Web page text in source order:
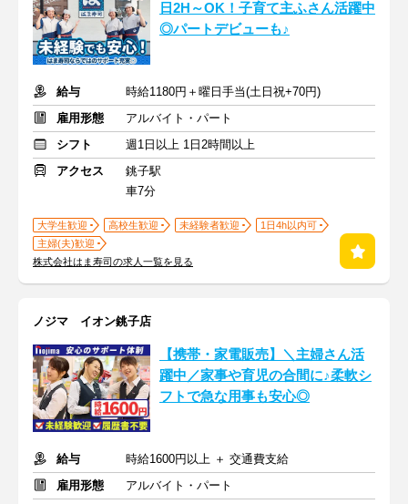
日2H～OK！子育て主ふさん活躍中
◎パートデビューも♪
給与
時給1180円＋曜日手当(土日祝+70円)
雇用形態
アルバイト・パート
シフト
週1日以上 1日2時間以上
アクセス
銚子駅
車7分
大学生歓迎 高校生歓迎 未経験者歓迎
1日4h以内可
主婦(夫)歓迎
株式会社はま寿司の求人一覧を見る
ノジマ イオン銚子店
【携帯・家電販売】＼主婦さん活
躍中／家事や育児の合間に♪柔軟シ
フトで急な用事も安心◎
給与
時給1600円以上 ＋ 交通費支給
雇用形態
アルバイト・パート